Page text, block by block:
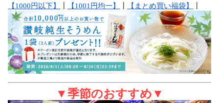
【1000円以下】
【1001円均一】 【まとめ買い福袋】
▼季節のおすすめ▼